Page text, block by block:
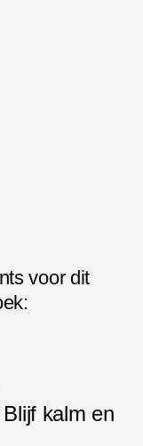
voor dit
kalm en